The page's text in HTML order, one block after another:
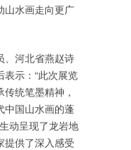
山水画走向更广
、河北省燕赵诗
示：“此次展览
统笔墨精神，
中国山水画的蓬
动呈现了龙岩地
提供了深入感受